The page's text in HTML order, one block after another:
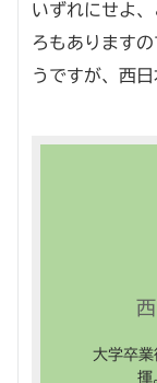
いずれにせよ
ろもあります
うですが、西
大学卒
揮